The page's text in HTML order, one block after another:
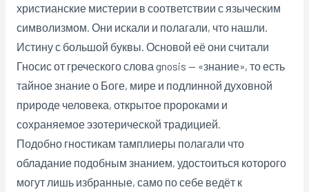
христианские мистерии в соответствии с языческим
символизмом. Они искали и полагали, что нашли.
Истину с большой буквы. Основой её они считали
Гносис от греческого слова gnosis — «знание», то есть
тайное знание о Боге, мире и подлинной духовной
природе человека, открытое пророками и
сохраняемое эзотерической традицией.
Подобно гностикам тамплиеры полагали что
обладание подобным знанием, удостоиться которого
могут лишь избранные, само по себе ведёт к